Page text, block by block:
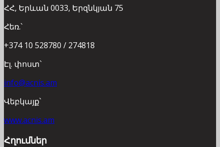
ՀՀ, Երևան 0033, Երզնկյան 75
Հեռ.՝
+374 10 528780 / 274818
Էլ. փոստ՝
info@acnis.am
Վեբկայք՝
www.acnis.am
Հղումներ